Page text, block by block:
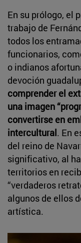
En su prólogo, el
trabajo de
todos los
funcionarios,
o indianos
devoción
comprender el
una imagen
convertirse en
intercultural. En
del reino de
significativo, al
territorios en
“verdaderos
algunos de ellos
artística.